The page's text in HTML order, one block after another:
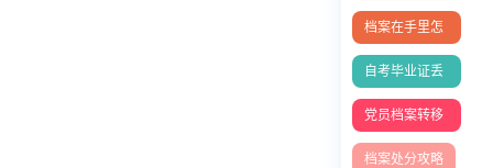
中心
档案在手里怎
么存档？
自考毕业证丢
失补办
党员档案转移
流程
档案处分攻略